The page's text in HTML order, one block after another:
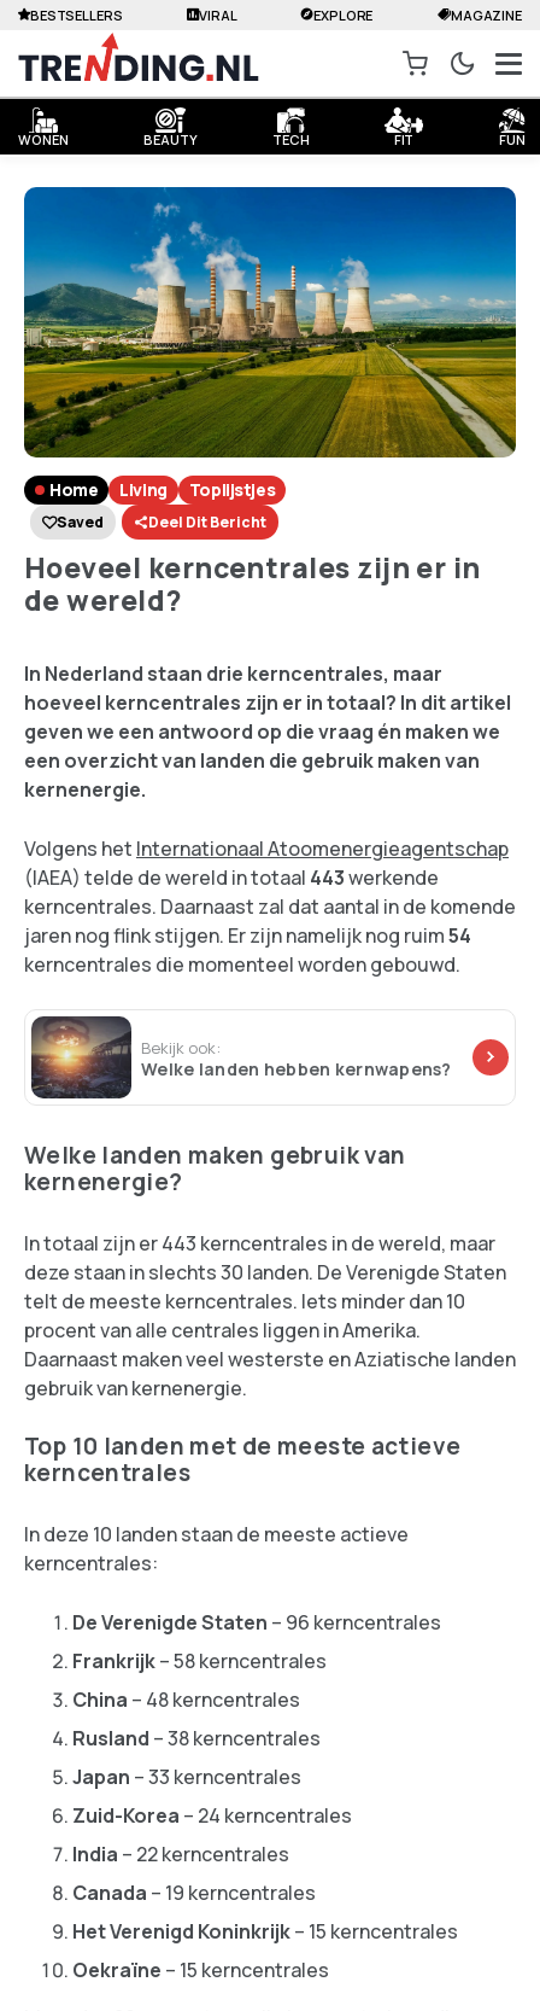
WONEN BEAUTY TECH FIT FUN
BESTSELLERS VIRAL EXPLORE MAGAZINE
Home Living Toplijstjes
Saved Deel Dit Bericht
Hoeveel kerncentrales zijn er in
de wereld?
In Nederland staan drie kerncentrales, maar
hoeveel kerncentrales zijn er in totaal? In dit artikel
geven we een antwoord op die vraag én maken we
een overzicht van landen die gebruik maken van
kernenergie.
Volgens het Internationaal Atoomenergieagentschap
(IAEA) telde de wereld in totaal 443werkende
kerncentrales. Daarnaast zal dat aantal in de komende
jaren nog flink stijgen. Er zijn namelijk nog ruim54
kerncentrales die momenteel worden gebouwd.
Bekijk ook:
Welke landen hebben kernwapens?
Welke landen maken gebruik van
kernenergie?
In totaal zijn er 443 kerncentrales in de wereld, maar
deze staan in slechts 30 landen. De Verenigde Staten
telt de meeste kerncentrales. Iets minder dan 10
procent van alle centrales liggen in Amerika.
Daarnaast maken veel westerste en Aziatische landen
gebruik van kernenergie.
Top 10 landen met de meeste actieve
kerncentrales
In deze 10 landen staan de meeste actieve
kerncentrales:
De Verenigde Staten – 96 kerncentrales
Frankrijk– 58 kerncentrales
China – 48 kerncentrales
Rusland – 38 kerncentrales
Japan – 33 kerncentrales
Zuid-Korea – 24 kerncentrales
India – 22 kerncentrales
Canada – 19 kerncentrales
Het Verenigd Koninkrijk– 15 kerncentrales
Oekraïne – 15 kerncentrales